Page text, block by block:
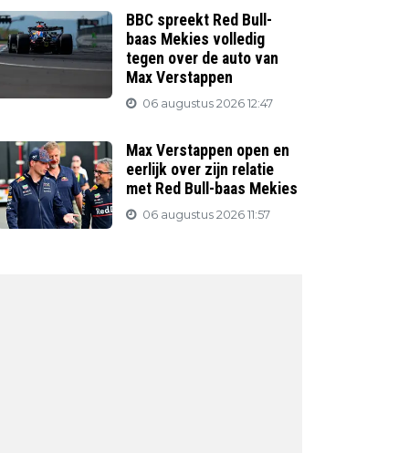
BBC spreekt Red Bull-
baas Mekies volledig
tegen over de auto van
Max Verstappen
06 augustus 2026 12:47
Max Verstappen open en
eerlijk over zijn relatie
met Red Bull-baas Mekies
06 augustus 2026 11:57